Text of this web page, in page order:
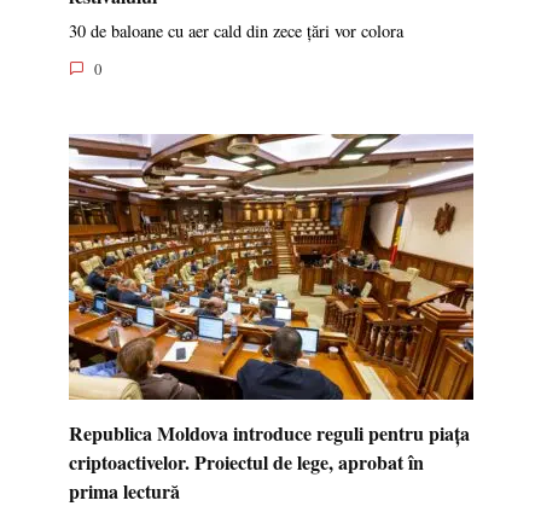
30 de baloane cu aer cald din zece țări vor colora
0
Republica Moldova introduce reguli pentru piața
criptoactivelor. Proiectul de lege, aprobat în
prima lectură